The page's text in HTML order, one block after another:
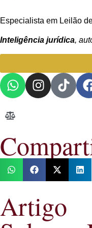
Especialista em Leilão
Inteligência jurídica,
Artigo